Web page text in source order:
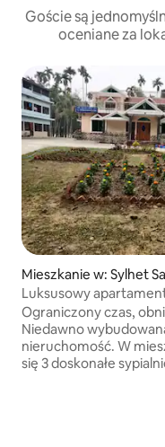
Goście są
oceniane za
Mieszkanie w: Sylhet
zila
Luksusowy
w Sylhet
Ograniczony czas,
Niedawno
nieruchomość. W mieszkaniu znajdują
się 3 doskonałe